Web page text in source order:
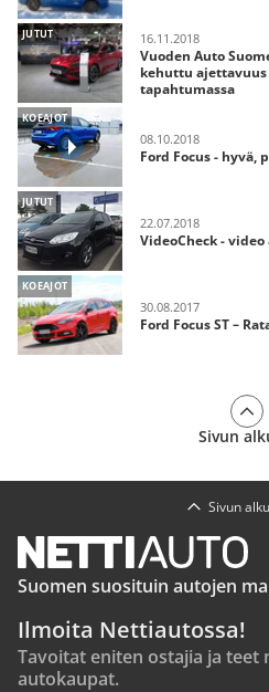
JUTUT 16.11.2018
Vuoden Auto
kehuttu ajettavuus
tapahtumassa
KOEAJOT
08.10.2018
Ford Focus - hyvä,
JUTUT
22.07.2018
VideoCheck -
KOEAJOT
30.08.2017
Ford Focus ST –
Sivun
Sivun
Suomen suosituin autojen
Ilmoita Nettiautossa!
Tavoitat eniten ostajia ja
autokaupat.